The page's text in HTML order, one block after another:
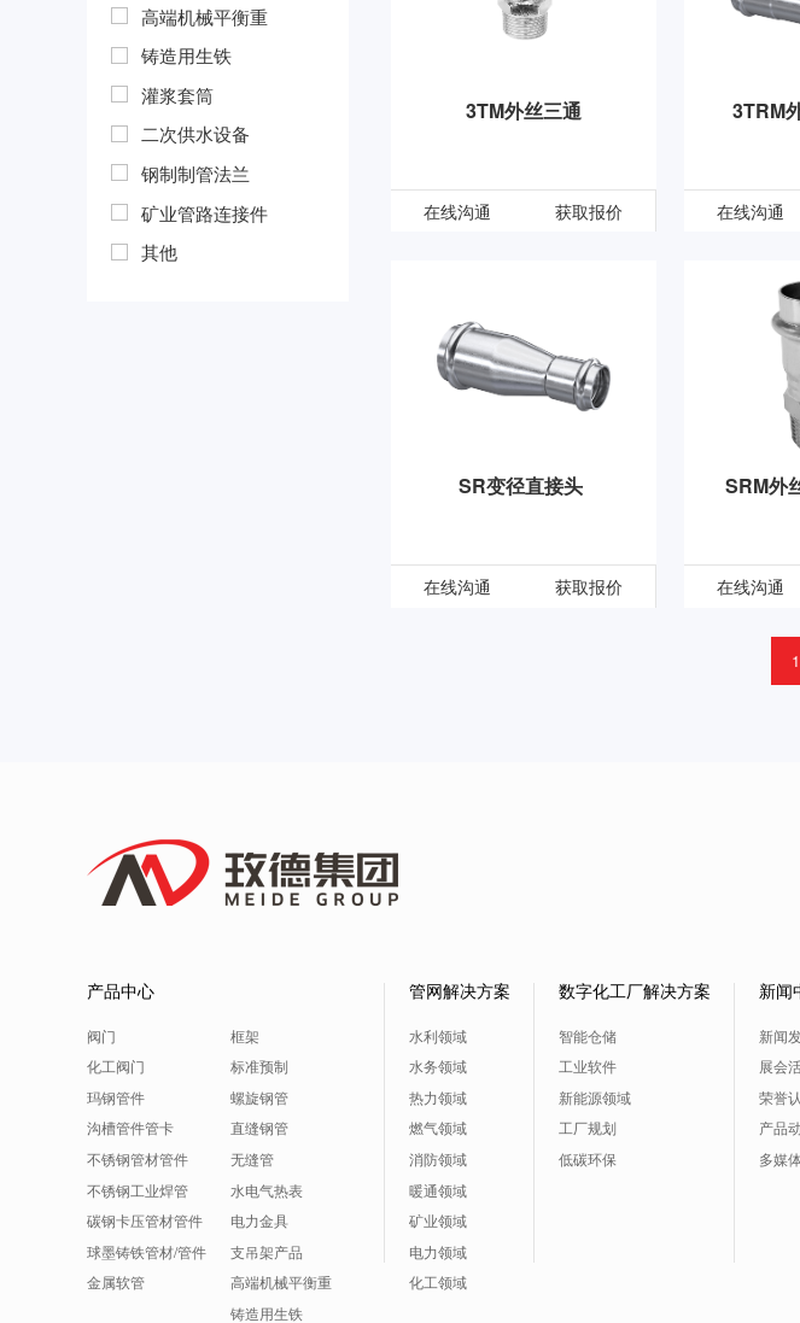
高端机械平衡重
铸造用生铁
灌浆套筒
二次供水设备
钢制制管法兰
矿业管路连接件
其他
3TM外丝三通
在线沟通 获取报价
3TRM
在线沟通
SR变径直接头
在线沟通 获取报价
SRM外
在线沟通
1
产品中心
阀门
化工阀门
玛钢管件
沟槽管件管卡
不锈钢管材管件
不锈钢工业焊管
碳钢卡压管材管件
球墨铸铁管材/管件
金属软管
框架
标准预制
螺旋钢管
直缝钢管
无缝管
水电气热表
电力金具
支吊架产品
高端机械平衡重
铸造用生铁
管网解决方案
水利领域
水务领域
热力领域
燃气领域
消防领域
暖通领域
矿业领域
电力领域
化工领域
数字化工厂解决方案
智能仓储
工业软件
新能源领域
工厂规划
低碳环保
新闻
新闻
展会
荣誉
产品
多媒